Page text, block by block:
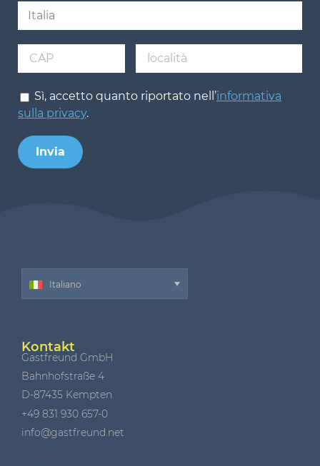
Sì, accetto quanto riportato nell’informativa
sulla privacy.
Invia
Italiano
Kontakt
Gastfreund GmbH
Bahnhofstraße 4
D-87435 Kempten
+49 831 930 657-0
info@gastfreund.net